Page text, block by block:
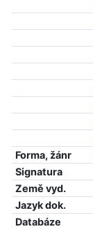
Forma, žánr
Signatura
Země vyd.
Jazyk dok.
Databáze